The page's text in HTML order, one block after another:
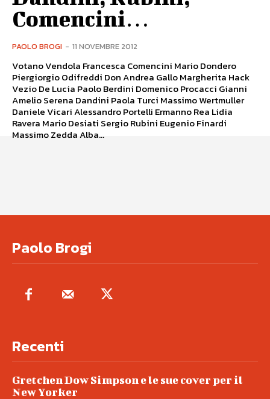
Comencini…
PAOLO BROGI - 11 NOVEMBRE 2012
Votano Vendola Francesca Comencini Mario Dondero
Piergiorgio Odifreddi Don Andrea Gallo Margherita Hack
Vezio De Lucia Paolo Berdini Domenico Procacci Gianni
Amelio Serena Dandini Paola Turci Massimo Wertmuller
Daniele Vicari Alessandro Portelli Ermanno Rea Lidia
Ravera Mario Desiati Sergio Rubini Eugenio Finardi
Massimo Zedda Alba...
Paolo Brogi
Recenti
Gretchen Dow Simpson e le sue cover per il
New Yorker